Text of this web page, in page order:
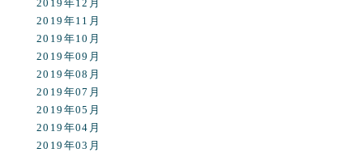
2019年12月
2019年11月
2019年10月
2019年09月
2019年08月
2019年07月
2019年05月
2019年04月
2019年03月